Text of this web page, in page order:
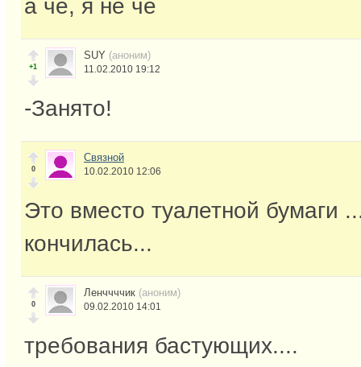
а че, я не че
+1
SUY (аноним)
11.02.2010 19:12
-Занято!
0
Связной
10.02.2010 12:06
Это вместо туалетной бумаги
кончилась...
0
Ленччччик (аноним)
09.02.2010 14:01
требования бастующих....